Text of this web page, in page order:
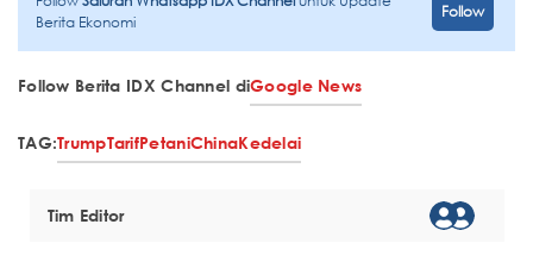
Berita Ekonomi
Follow
Follow Berita IDX Channel diGoogle News
TAG:TrumpTarifPetaniChinaKedelai
Tim Editor